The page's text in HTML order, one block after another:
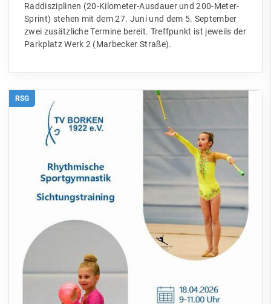
Raddisziplinen (20-Kilometer-Ausdauer und 200-Meter-
Sprint) stehen mit dem 27. Juni und dem 5. September
zwei zusätzliche Termine bereit. Treffpunkt ist jeweils der
Parkplatz Werk 2 (Marbecker Straße).
RSG